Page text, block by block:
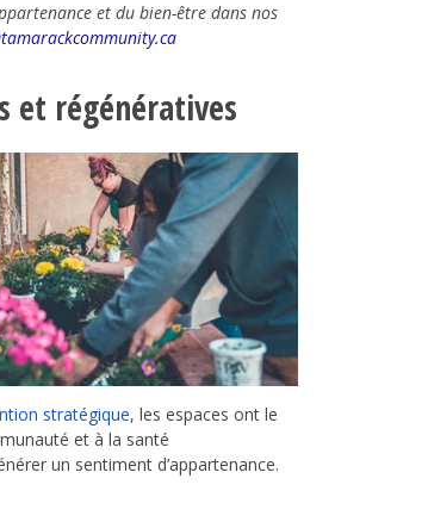
et du bien-être dans nos
et régénératives
stratégique, les espaces ont le
et à la santé
un sentiment d’appartenance.